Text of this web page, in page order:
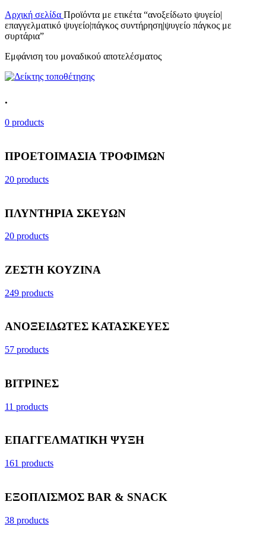
Αρχική σελίδα Προϊόντα με ετικέτα “ανοξείδωτο ψυγείο|
επαγγελματικό ψυγείο|πάγκος συντήρηση|ψυγείο πάγκος με
συρτάρια”
Εμφάνιση του μοναδικού αποτελέσματος
.
0 products
ΠΡΟΕΤΟΙΜΑΣΙΑ ΤΡΟΦΙΜΩΝ
20 products
ΠΛΥΝΤΗΡΙΑ ΣΚΕΥΩΝ
20 products
ΖΕΣΤΗ ΚΟΥΖΙΝΑ
249 products
ΑΝΟΞΕΙΔΩΤΕΣ ΚΑΤΑΣΚΕΥΕΣ
57 products
ΒΙΤΡΙΝΕΣ
11 products
ΕΠΑΓΓΕΛΜΑΤΙΚΗ ΨΥΞΗ
161 products
ΕΞΟΠΛΙΣΜΟΣ BAR & SNACK
38 products